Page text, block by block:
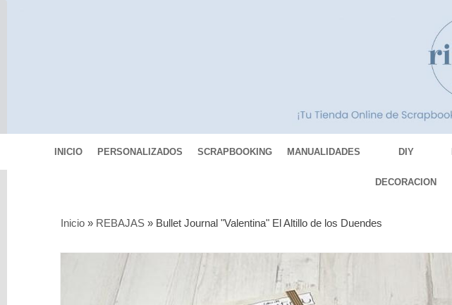
INICIO PERSONALIZADOS SCRAPBOOKING MANUALIDADES DIY
DECORACION
Inicio » REBAJAS » Bullet Journal "Valentina" El Altillo de los Duendes